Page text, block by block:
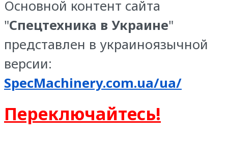
Основной контент сайта
"Спецтехника в Украине"
представлен в украиноязычной
версии:
SpecMachinery.com.ua/ua/
Переключайтесь!